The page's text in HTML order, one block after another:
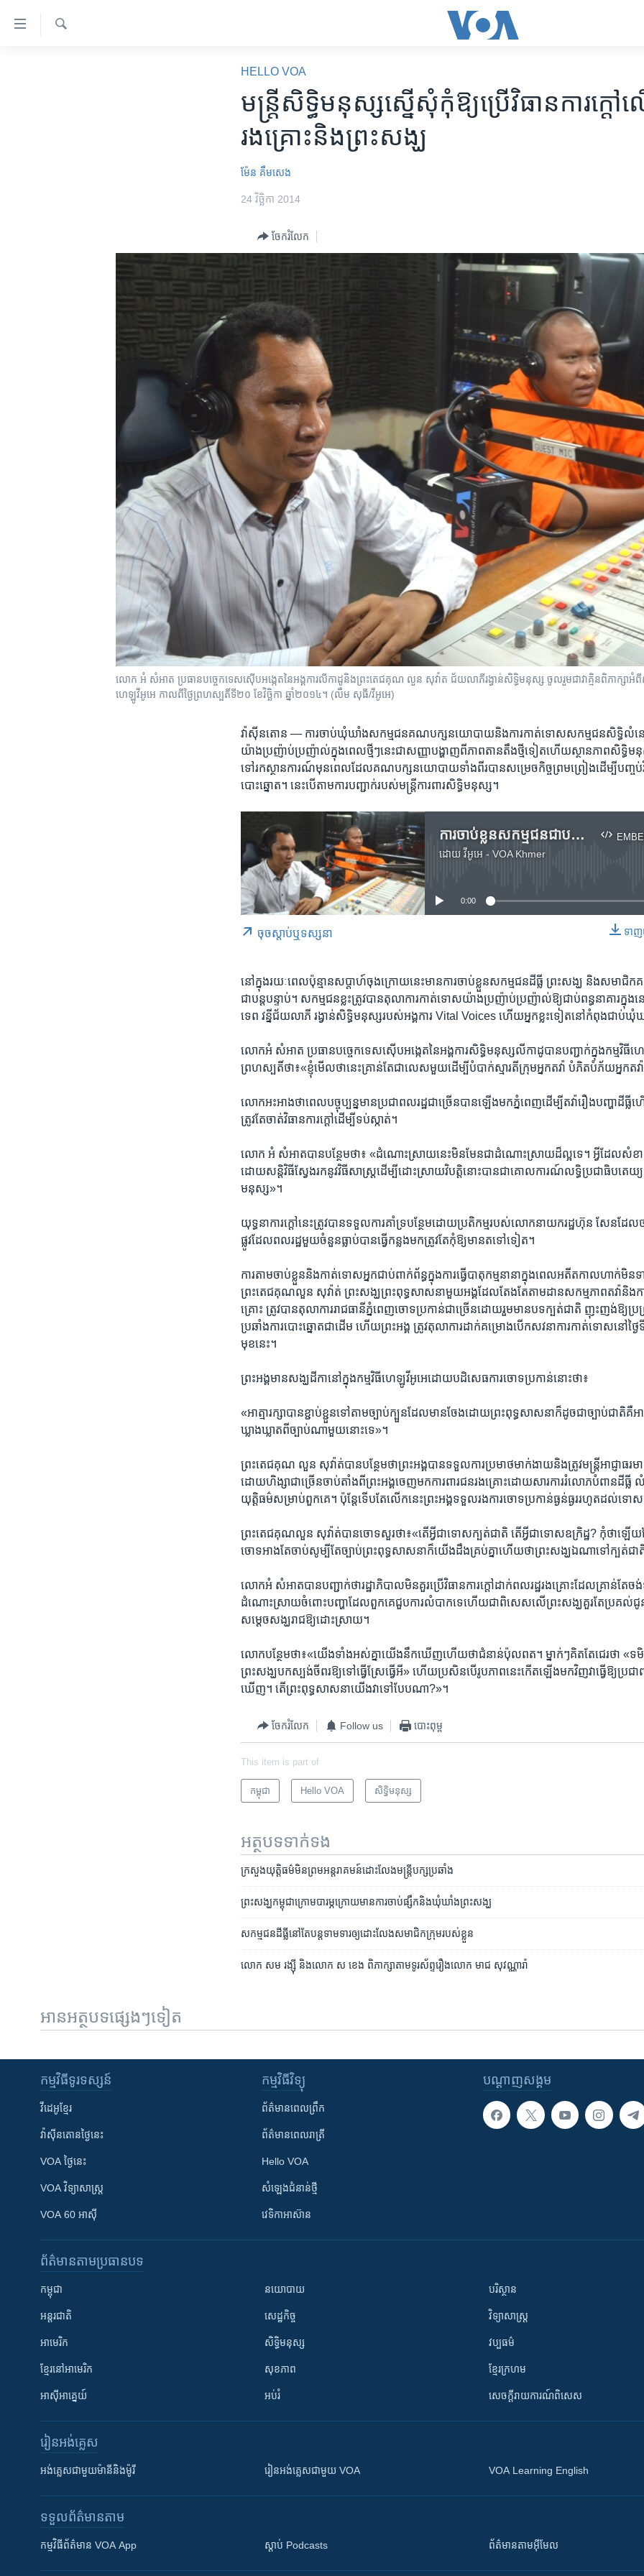
ទៅ​
HELLO VOA
មន្ត្រីសិទ្ធិ​មនុស្ស​ស្នើ​សុំ​កុំ​ឱ្យ​ប្រើ​វិធានការ​ក្តៅ​
រងគ្រោះ​និង​ព្រះសង្ឃ
ម៉ែន គឹមសេង
24 វិច្ឆិកា 2014
ចែករំលែក
លោក​ អំ សំអាត​ ប្រធាន​បច្ចេកទេស​ស៊ើប​អង្កេត​នៃ​អង្គការ​លីកាដូ​និង​ព្រះតេជគុណ លួន សុវ៉ាត ជ័យលាភី​រង្វាន់​សិទ្ធិ​មនុស្ស ចូល​រួម​ជា​វាគ្មិន​ពិភាក្សា​អំពី​
ហេឡូវីអូអេ កាល​ពី​ថ្ងៃ​ព្រហស្បតិ៍​ទី​២០ ខែ​វិច្ឆិកា ឆ្នាំ​២០១៤។ (លឹម សុធី/វីអូអេ)
វ៉ាស៊ីនតោន — ការចាប់​ឃុំឃាំង​សកម្មជន​គណបក្ស​នយោ​បាយនិង​ការកាត់​ទោស​សកម្មជន​សិទ្ធិ​លំនៅដ្ឋ
យ៉ាង​ប្រញ៉ាប់​ប្រញ៉ាល់​ក្នុង​ពេល​ថ្មីៗ​នេះ​ជា​សញ្ញា​បង្ហាញ​ពី​ភាពតានតឹង​ថ្មី​ទៀត​ហើយស្ថានភាព​សិទ្ធិ​
ទៅរក​ស្ថានការណ៍​មុន​ពេល​ដែល​គណបក្ស​នយោបាយ​ទាំងពីរ​បាន​សម្រេចកិច្ចព្រមព្រៀងដើម្បី​បញ្ចប់​វិ
បោះឆ្នោត។ នេះបើ​តាម​ការបញ្ជាក់​របស់​មន្ត្រី​ការពារ​សិទ្ធិមនុស្ស។
ការ​ចាប់ខ្លួន​សកម្មជន​ជា​បន្តបន្ទាប់​និង​ផល​ប៉ះពាល់​មក​លើ​សេរីភាព​នៃ​ការ​បញ្ចេញ​មតិ
ដោយវីអូអេ - VOA Khmer
No media source currently available
0:00
ទា
ចុច​​ស្តាប់​ឬ​ទស្សនា
នៅក្នុង​រយៈពេល​ប៉ុន្មាន​សប្តាហ៍​ចុងក្រោយ​នេះ​មាន​ការចាប់​ខ្លួន​សកម្មជន​ដីធ្លី ​ព្រះសង្ឃ​ និង​សមា
ជា​បន្តបន្ទាប់។ សកម្មជនខ្លះត្រូវបានតុលាការ​កាត់ទោស​យ៉ាង​ប្រញ៉ាប់​ប្រញ៉ាល់​ឱ្យ​ជាប់​ពន្ធនាគារ​ក្នុ
ទេព វន្នីជ័យ​លាភី រង្វាន់សិទ្ធិ​មនុស្ស​របស់​អង្គការ​ Vital Voices ​ហើយអ្នកខ្លះទៀត​នៅ​កំពុង​ជាប់​
លោកអំ សំអាត​ ប្រធាន​បច្ចេកទេស​ស៊ើប​អង្កេត​នៃ​អង្គការ​សិទ្ធិមនុស្ស​លីកាដូ​បាន​បញ្ជាក់​ក្នុង​កម្មវិធី​ហ
ព្រហស្បតិ៍ថា៖​«ខ្ញុំ​មើល​ថា​នេះ​គ្រាន់តែ​ជាលេស​មួយ​ដើម្បី​បំបាក់​ស្មារតី​ក្រុម​អ្នក​តវ៉ា ​បំភិត​បំភ័យ​អ្នកតវ៉
លោក​អះអាង​ថា​ពេល​បច្ចុប្បន្ន​មាន​ប្រជាពលរដ្ឋ​ជាច្រើន​បាន​ឡើង​មក​ភ្នំពេញ​ដើម្បី​តវ៉ា​រឿង​បញ្ហា​ដីធ្លី
ត្រូវតែចាត់​វិធានការ​ក្តៅដើម្បី​ទប់​ស្កាត់។
លោក អំ សំអាតបានបន្ថែមថា៖ «ដំណោះស្រាយ​នេះ​មិនមែន​ជា​ដំណោះស្រាយ​ដ៏​ល្អ​ទេ។ អ្វី​ដែលសំខ
ដោយសន្តិវិធី​ស្វែងរក​នូវ​វិធីសាស្រ្ត​ដើម្បី​ដោះស្រាយ​វិបត្តិ​នោះ​បាន​ជាគោលការណ៍​លទ្ធិ​ប្រជាធិបតេយ្
មនុស្ស»។
យុទ្ធនា​ការ​ក្តៅ​នេះ​ត្រូវ​បានទទួល​ការ​គាំទ្របន្ថែម​ដោយ​ប្រតិកម្ម​របស់​លោក​នាយក​រដ្ឋ​ហ៊ុន​ សែន​ដែល​
ផ្លូវ​ដែល​ពលរដ្ឋ​មួយ​ចំនួន​ធ្លាប់​បាន​ធ្វើ​កន្លង​មក​ត្រូវ​តែ​កុំ​ឱ្យ​មាន​តទៅ​ទៀត។
ការ​តាម​ចាប់​ខ្លួន​និង​កាត់​ទោស​អ្នក​ជាប់​ពាក់​ព័ន្ធ​ក្នុង​ការធ្វើ​បាតុកម្ម​នានា​ក្នុង​ពេល​អតីតកាល​ហាក់​មិន​
ព្រះតេជគុណ​លួន សុវ៉ាត់ ព្រះសង្ឃ​ព្រះពុទ្ធសាសនាមួយ​អង្គដែល​តែ​ងតែ​តាម​ដាន​សកម្មភាព​តវ៉ា​និង​កា
គ្រោះ​ ត្រូវ​បាន​តុលាការ​រាជធានី​ភ្នំពេញ​ចោទប្រកាន់​ជាច្រើន​ដោយ​រួមមាន​បទក្បត់​ជាតិ​ ញុះញង់ឱ្យប្រព្
ប្រឆាំង​ការបោះឆ្នោត​ជាដើម ​ហើយព្រះ​អង្គ ត្រូវតុលាការដាក់​គម្រោង​បើក​សវនាការ​កាត់ទោស​នៅថ្ងៃ​
មុខ​នេះ។
ព្រះអង្គ​មាន​សង្ឃដីកា​នៅ​ក្នុងកម្មវិធីហេឡូវីអូអេដោយបដិសេធការចោទប្រកាន់នោះថា៖
«អាត្មា​រក្សា​បាន​ខ្ជាប់ខ្ជួន​ទៅ​តាម​ច្បាប់​ក្បួន​ដែល​មាន​ចែង​ដោយ​ព្រះពុទ្ធ​សាសនា​ក៏​ដូចជា​ច្បាប់​ជាតិ​គឺ​អា
ឃ្លាងឃ្លាត​ពី​ច្បាប់​ណាមួយ​នោះ​ទេ»។
ព្រះតេជគុណ លួន សុវ៉ាត់​បាន​បន្ថែម​ថា​ព្រះអង្គ​បាន​ទទួល​ការប្រមាថ​មាក់​ងាយ​និង​ត្រូវ​មន្រ្តី​អាជ្ញាធរ​មា
ដោយ​ហិង្សា​ជាច្រើន​ចាប់​តាំងពីព្រះអង្គចេញមក​ការពារ​ជនរងគ្រោះ​ដោយសារ​ការរំលោភបំពាន​ដីធ្លី ​លំ
យុត្តិធម៌សម្រាប់ពួកគេ។ ប៉ុន្តែ​ទើប​តែលើក​នេះព្រះអង្គ​ទទួល​រង​ការចោទ​ប្រកាន់​ធ្ងន់ធ្ងរ​រហូត​ដល់​ទោ
ព្រះតេជគុណ​លួន សុវ៉ាត់​បាន​ចោទ​សួរ​ថា៖«តើអ្វីជា​ទោស​ក្បត់​ជាតិ​ តើអ្វី​ជា​ទោស​ឧក្រិដ្ឋ? កុំថា​ឡើយ​
ចោទ​អាង​តែ​ចាប់​សូម្បី​តែ​ច្បាប់​ព្រះពុទ្ធ​សាសនា​ក៏​យើង​ដឹង​គ្រប់គ្នា​ហើយ​ថា​ព្រះសង្ឃ​ឯណា​ទៅ​ក្បត់​ជា
លោកអំ សំអាត​បាន​បញ្ជាក់​ថា​រដ្ឋាភិបាល​មិនគួរ​ប្រើ​វិធានការ​ក្តៅ​ដាក់​ពលរដ្ឋ​រងគ្រោះ​ដែល​គ្រាន់តែ​ចង់​
ដំណោះស្រាយ​ចំពោះ​បញ្ហា​ដែល​ពួកគេ​ជួប​ការលំបាក​ទេហើយ​ជាពិសេស​លើ​ព្រះសង្ឃ​គួរតែប្រគល់ជូន​
សម្តេច​សង្ឃរាជ​ឱ្យ​ដោះស្រាយ។
លោក​បន្ថែម​ថា៖«យើង​ទាំងអស់​គ្នា​យើង​នឹក​ឃើញ​ហើយ​ថា​ជំនាន់​ប៉ុលពត។ ម្នាក់ៗ​គិត​តែ​ជេរ​ថា​ «
ព្រះសង្ឃ​បកស្បង់​ចីពរ​ឱ្យ​ទៅ​ធ្វើ​ស្រែ​ធ្វើអី» ​ហើយ​ប្រសិន​បើ​រូបភាព​នេះ​កើត​ឡើង​មក​វិញ​វា​ធ្វើ​ឱ្យ​ប្រជ
ឃើញ។ តើ​ព្រះពុទ្ធ​សាសនា​យើង​វា​ទៅ​បែបណា?»។
ចែករំលែក Follow us បោះពុម្ព
This item is part of
កម្ពុជា Hello VOA សិទ្ធិ​មនុស្ស
អត្ថបទ​ទាក់ទង
ក្រសួង​យុត្តិធម៌​មិន​ព្រម​អន្តរាគមន៍​ដោះលែង​មន្ត្រី​បក្ស​ប្រឆាំង
ព្រះសង្ឃ​កម្ពុជា​ក្រោម​បារម្ភ​ក្រោយ​មាន​ការ​ចាប់​ផ្សឹក​និង​ឃុំឃាំង​ព្រះសង្ឃ
សកម្មជន​ដីធ្លី​នៅ​តែ​បន្ត​ទាម​ទារ​ឲ្យ​ដោះ​លែង​សមាជិក​ក្រុម​របស់​ខ្លួន
លោក សម រង្ស៊ី ​និង​លោក ស​ ខេង ​ពិភាក្សា​តាម​ទូរស័ព្ទ​រឿង​លោក ​មាជ សុវណ្ណារ៉ា
អានអត្ថបទផ្សេងៗទៀត
បណ្តាញ​សង្គម
កម្មវិធី​ទូរទស្សន៍
វីដេអូ​ខ្មែរ
វ៉ាស៊ីនតោន​ថ្ងៃ​នេះ
VOA ថ្ងៃនេះ
VOA ​វិទ្យាសាស្ត្រ
VOA 60 អាស៊ី
កម្មវិធី​វិទ្យុ
ព័ត៌មាន​ពេល​ព្រឹក
ព័ត៌មាន​​ពេល​រាត្រី
Hello VOA
សំឡេង​ជំនាន់​ថ្មី
វេទិកា​អាស៊ាន
ព័ត៌មាន​តាមប្រធានបទ​
កម្ពុជា
អន្តរជាតិ
អាមេរិក
ខ្មែរ​នៅអាមេរិក
អាស៊ីអាគ្នេយ៍
នយោបាយ
សេដ្ឋកិច្ច
សិទ្ធិមនុស្ស
សុខភាព
អប់រំ
បរិស្ថាន
វិទ្យាសាស្រ្ត
វប្បធម៌
ខ្មែរក្រហម
សេចក្តីរាយការណ៍ពិសេស
រៀន​​អង់គ្លេស
អង់គ្លេស​ជាមួយ​ម៉ានី​និង​ម៉ូរី រៀន​​​​​​អង់គ្លេស​​ជាមួយ VOA VOA Learning English
ទទួល​ព័ត៌មាន​តាម
កម្មវិធី​ព័ត៌មាន VOA App ស្តាប់ Podcasts ព័ត៌មាន​តាម​អ៊ីមែល